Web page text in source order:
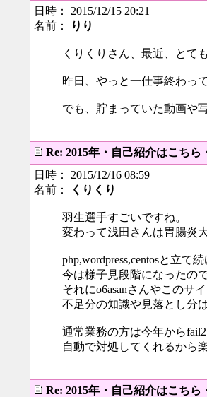
日時： 2015/12/15 20:21
名前：
りり
くりくりさん、最近、とて
昨日、やっと一仕事終わっ
でも、貯まっていた動画や
Re: 2015年・自己紹介はこち
日時： 2015/12/16 08:59
名前：
くりくり
羽生選手すごいですね。
変わって浅田さんは胃腸炎
php,wordpress,centosと立て
今は様子見段階になったの
それにo6asanさんやこのサ
不足分の知識や見落とし分
通常業務の方は今年から
自動で対処してくれるから楽
Re: 2015年・自己紹介はこち